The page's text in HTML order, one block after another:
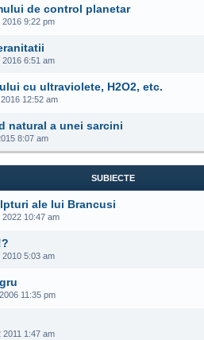
de control planetar
2016 9:22 pm
6:51 am
cu ultraviolete, H2O2, etc.
12:52 am
natural a unei sarcini
8:07 am
SUBIECTE
ale lui Brancusi
10:47 am
5:03 am
11:35 pm
2011 1:47 am